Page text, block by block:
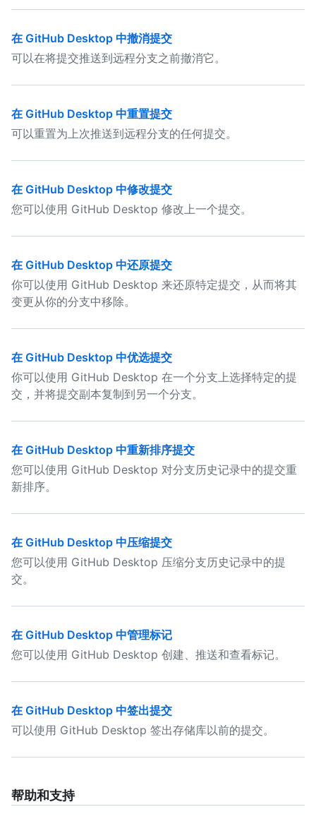
在 GitHub Desktop 中撤消提交
可以在将提交推送到远程分支之前撤消它。
在 GitHub Desktop 中重置提交
可以重置为上次推送到远程分支的任何提交。
在 GitHub Desktop 中修改提交
您可以使用 GitHub Desktop 修改上一个提交。
在 GitHub Desktop 中还原提交
你可以使用 GitHub Desktop 来还原特定提交，从而将其
变更从你的分支中移除。
在 GitHub Desktop 中优选提交
你可以使用 GitHub Desktop 在一个分支上选择特定的提
交，并将提交副本复制到另一个分支。
在 GitHub Desktop 中重新排序提交
您可以使用 GitHub Desktop 对分支历史记录中的提交重
新排序。
在 GitHub Desktop 中压缩提交
您可以使用 GitHub Desktop 压缩分支历史记录中的提
交。
在 GitHub Desktop 中管理标记
您可以使用 GitHub Desktop 创建、推送和查看标记。
在 GitHub Desktop 中签出提交
可以使用 GitHub Desktop 签出存储库以前的提交。
帮助和支持